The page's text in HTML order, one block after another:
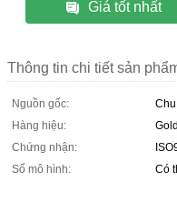
Giá tốt nhất
Thông tin chi tiết sản
Nguồn gốc:
Hàng hiệu:
Chứng nhận:
Số mô hình:
Có